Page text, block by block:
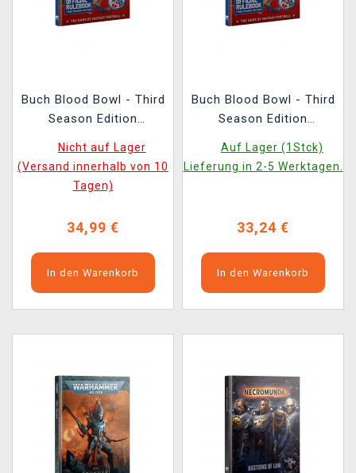
Buch Blood Bowl - Third
Season Edition
Nicht auf Lager
(Versand innerhalb von 10
Tagen)
34,99 €
In den Warenkorb
Buch Blood Bowl - Third
Season Edition
Verpackung)
Auf Lager (1Stck)
Lieferung in 2-5 Werktagen.
33,24 €
In den Warenkorb